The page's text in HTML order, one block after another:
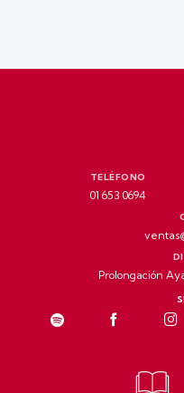
TELÉFONO
01 653 0694
Prolongación